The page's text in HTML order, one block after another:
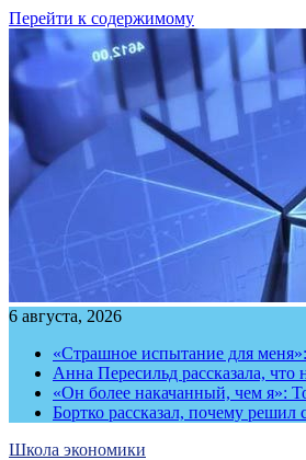
Перейти к содержимому
6 августа, 2026
«Страшное испытание для
Анна Пересильд рассказала, что
«Он более накачанный, чем я»:
Бортко рассказал, почему
Школа экономики